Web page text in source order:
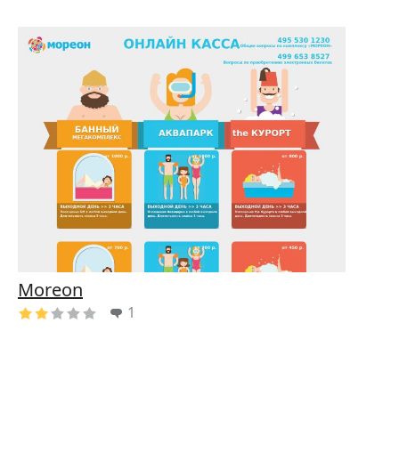
Moreon
1